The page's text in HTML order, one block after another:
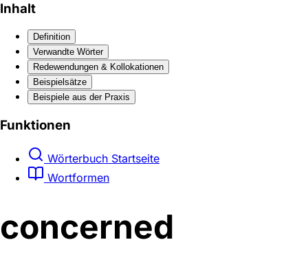
Inhalt
Definition
Verwandte Wörter
Redewendungen & Kollokationen
Beispielsätze
Beispiele aus der Praxis
Funktionen
Wörterbuch Startseite
Wortformen
concerned